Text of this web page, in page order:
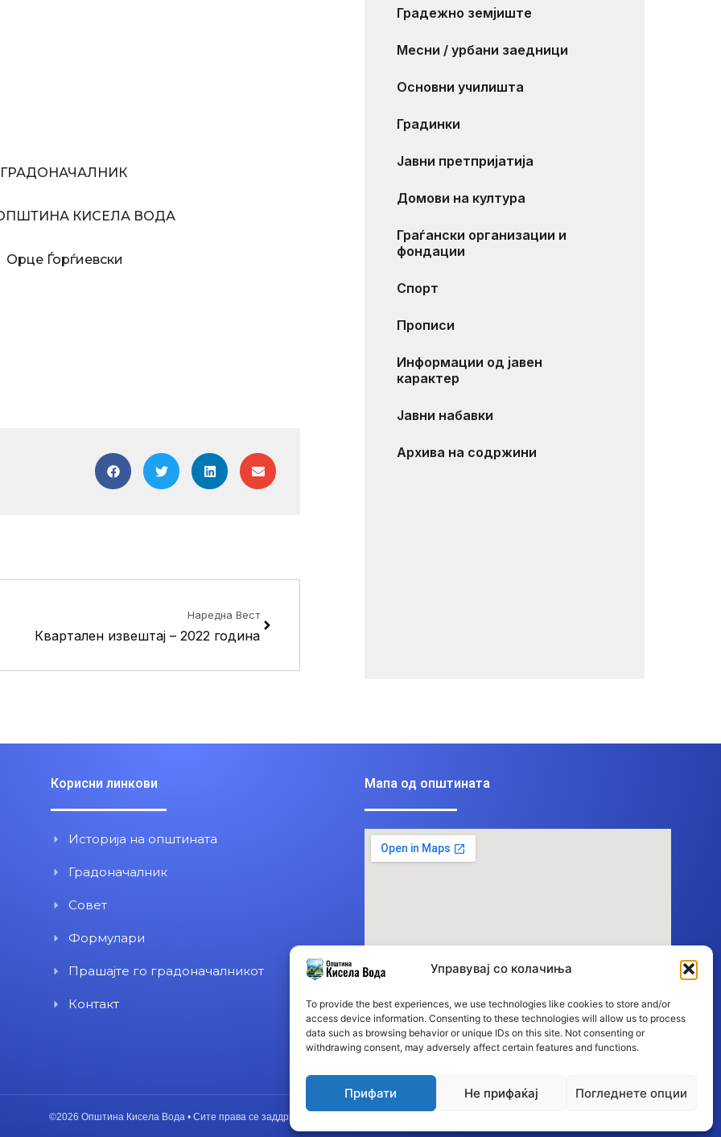
Управувај со колачиња
To provide the best experiences, we use technologies like cookies to store and/or
access device information. Consenting to these technologies will allow us to process
data such as browsing behavior or unique IDs on this site. Not consenting or
withdrawing consent, may adversely affect certain features and functions.
Прифати Не прифаќај Погледнете опции
ВОДА
Наредна Вест
Квартален извештај – 2022 година
Градежно земјиште
Месни / урбани заедници
Основни училишта
Градинки
Јавни претпријатија
Домови на култура
Граѓански организации и
фондации
Спорт
Прописи
Информации од јавен
карактер
Јавни набавки
Архива на содржини
Корисни линкови
Историја на општината
Градоначалник
Совет
Формулари
Прашајте го градоначалникот
Контакт
Мапа од општината
©2026 Општина Кисела Вода • Сите права се заддржани